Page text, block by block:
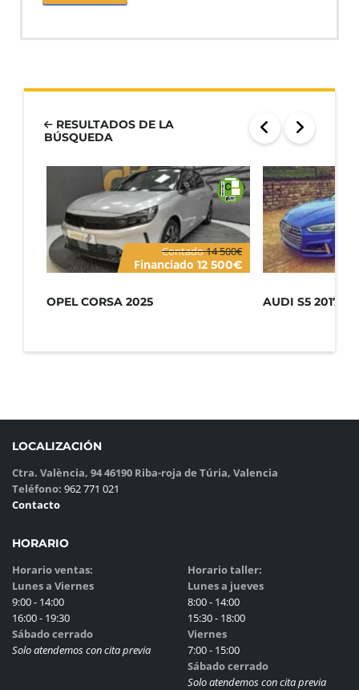
RESULTADOS DE LA
BÚSQUEDA
Contado14 500€
Financiado 12 500€
OPEL CORSA 2025 AUDI S5 2017
LOCALIZACIÓN
Ctra. València, 94 46190 Riba-roja de Túria, Valencia
Teléfono: 962 771 021
Contacto
HORARIO
Horario ventas:
Lunes a Viernes
9:00 - 14:00
16:00 - 19:30
Sábado cerrado
Solo atendemos con cita previa
Horario taller:
Lunes a jueves
8:00 - 14:00
15:30 - 18:00
Viernes
7:00 - 15:00
Sábado cerrado
Solo atendemos con cita previa